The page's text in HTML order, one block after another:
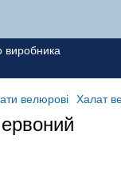
виробника
велюрові Халат